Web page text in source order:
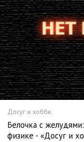
Досуг и хобби.
Белочка с
физике - «Досуг и